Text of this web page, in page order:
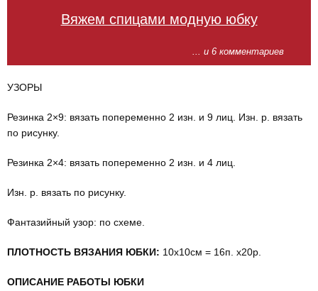
Вяжем спицами модную юбку
... и 6 комментариев
УЗОРЫ
Резинка 2×9: вязать попере­менно 2 изн. и 9 лиц. Изн. р. вязать
по рисунку.
Резинка 2×4: вязать попере­менно 2 изн. и 4 лиц.
Изн. р. вязать по рисунку.
Фантазийный узор: по схеме.
ПЛОТНОСТЬ ВЯЗАНИЯ ЮБКИ: 10х10см = 16п. х20р.
ОПИСАНИЕ РАБОТЫ ЮБКИ